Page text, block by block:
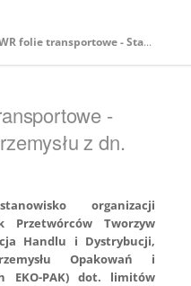
transportowe - Stanowisko przemysłu z dn. 05.04.2024
-
z dn.
organizacji
Przetwórców Tworzyw
Handlu i Dystrybucji,
Opakowań i
EKO-PAK) dot. limitów